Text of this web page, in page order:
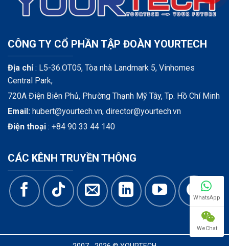
CÔNG TY CỔ PHẦN TẬP ĐOÀN YOURTECH
Địa chỉ: L5-36.OT05, Tòa nhà Landmark 5, Vinhomes
Central Park,
720A Điện Biên Phủ, Phường Thạnh Mỹ Tây, Tp. Hồ Chí Minh
Email: hubert@yourtech.vn, director@yourtech.vn
Điện thoại : +84 90 33 44 140
CÁC KÊNH TRUYỀN THÔNG
WhatsApp
WeChat